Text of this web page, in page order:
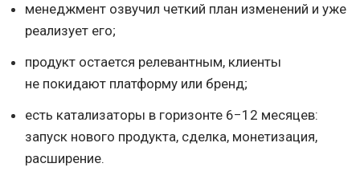
менеджмент озвучил четкий план изменений и уже
реализует его;
продукт остается релевантным, клиенты
не покидают платформу или бренд;
есть катализаторы в горизонте 6−12 месяцев:
запуск нового продукта, сделка, монетизация,
расширение.